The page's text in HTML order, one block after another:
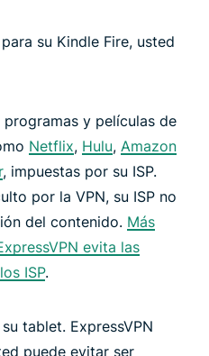
su Kindle Fire, usted
programas y películas de
Netflix, Hulu, Amazon
, impuestas por su ISP.
por la VPN, su ISP no
del contenido. Más
evita las
ISP.
tablet. ExpressVPN
puede evitar ser